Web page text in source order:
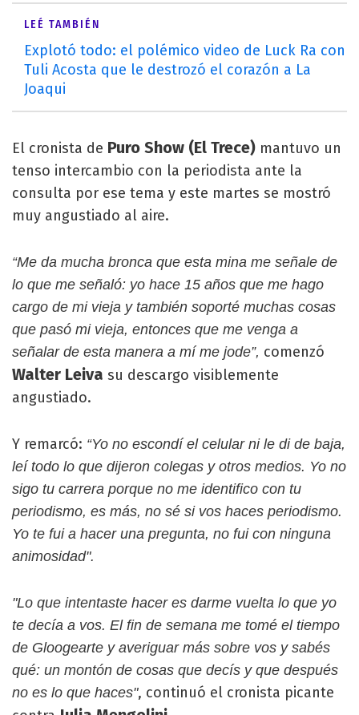
LEÉ TAMBIÉN
Explotó todo: el polémico video de Luck Ra con
Tuli Acosta que le destrozó el corazón a La
Joaqui
El cronista de Puro Show (El Trece) mantuvo un
tenso intercambio con la periodista ante la
consulta por ese tema y este martes se mostró
muy angustiado al aire.
“Me da mucha bronca que esta mina me señale de
lo que me señaló: yo hace 15 años que me hago
cargo de mi vieja y también soporté muchas cosas
que pasó mi vieja, entonces que me venga a
señalar de esta manera a mí me jode”, comenzó
Walter Leiva su descargo visiblemente
angustiado.
Y remarcó: “Yo no escondí el celular ni le di de baja,
leí todo lo que dijeron colegas y otros medios. Yo no
sigo tu carrera porque no me identifico con tu
periodismo, es más, no sé si vos haces periodismo.
Yo te fui a hacer una pregunta, no fui con ninguna
animosidad".
"Lo que intentaste hacer es darme vuelta lo que yo
te decía a vos. El fin de semana me tomé el tiempo
de Gloogearte y averiguar más sobre vos y sabés
qué: un montón de cosas que decís y que después
no es lo que haces", continuó el cronista picante